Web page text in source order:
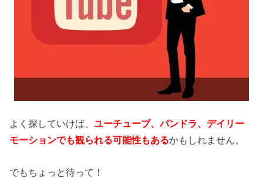
よく探していけば、ユーチューブ、パンドラ、デイリー
モーションでも観られる可能性もあるかもしれません。
でもちょっと待って！